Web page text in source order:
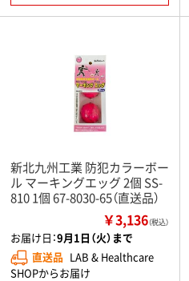
新北九州工業 防犯カラーボー
ル マーキングエッグ 2個 SS-
810 1個 67-8030-65（直送品）
￥3,136（税込）
お届け日：9月1日（火）まで
直送品 LAB & Healthcare
SHOPからお届け